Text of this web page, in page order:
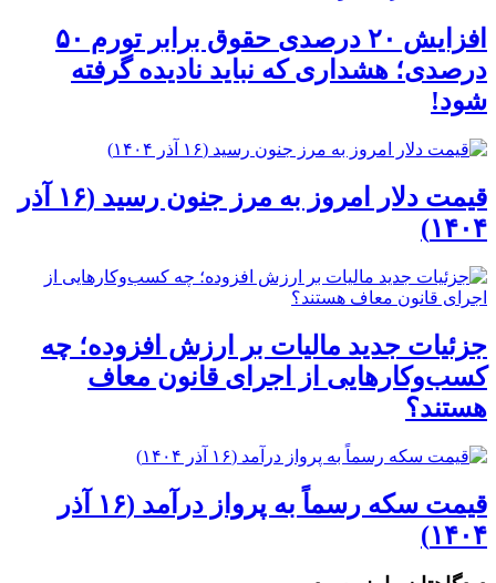
افزایش ۲۰ درصدی حقوق برابر تورم ۵۰
درصدی؛ هشداری که نباید نادیده گرفته
شود!
قیمت دلار امروز به مرز جنون رسید (۱۶ آذر
۱۴۰۴)
جزئیات جدید مالیات بر ارزش افزوده؛ چه
کسب‌وکارهایی از اجرای قانون معاف
هستند؟
قیمت سکه رسماً به پرواز درآمد (۱۶ آذر
۱۴۰۴)